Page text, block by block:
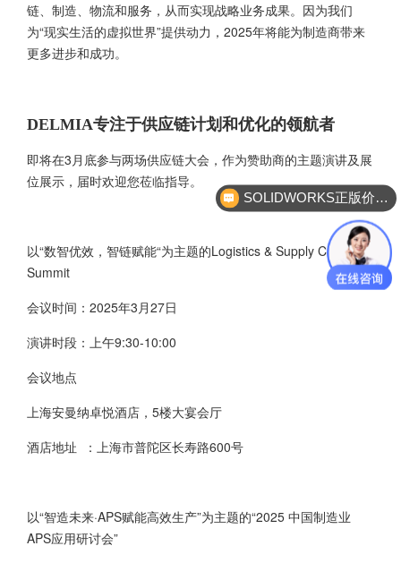
链、制造、物流和服务，从而实现战略业务成果。因为我们
为“现实生活的虚拟世界”提供动力，2025年将能为制造商带来
更多进步和成功。
DELMIA专注于供应链计划和优化的领航者
即将在3月底参与两场供应链大会，作为赞助商的主题演讲及展
位展示，届时欢迎您莅临指导。
以“数智优效，智链赋能“为主题的Logistics & Supply Chain
Summit
会议时间：2025年3月27日
演讲时段：上午9:30-10:00
会议地点
上海安曼纳卓悦酒店，5楼大宴会厅
酒店地址 ：上海市普陀区长寿路600号
以“智造未来·APS赋能高效生产”为主题的“2025 中国制造业
APS应用研讨会”
SOLIDWORKS正版价格？